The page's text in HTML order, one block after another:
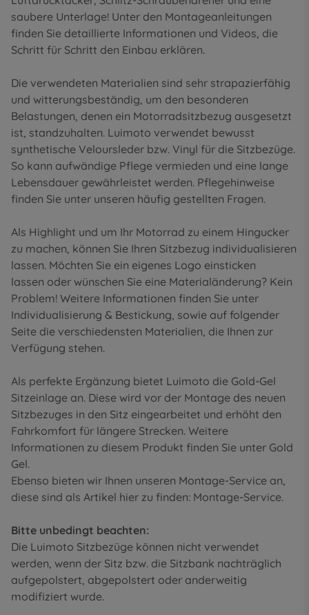
saubere Unterlage! Unter den Montageanleitungen
finden Sie detaillierte Informationen und Videos, die
Schritt für Schritt den Einbau erklären.
Die verwendeten Materialien sind sehr strapazierfähig
und witterungsbeständig, um den besonderen
Belastungen, denen ein Motorradsitzbezug ausgesetzt
ist, standzuhalten. Luimoto verwendet bewusst
synthetische Veloursleder bzw. Vinyl für die Sitzbezüge.
So kann aufwändige Pflege vermieden und eine lange
Lebensdauer gewährleistet werden. Pflegehinweise
finden Sie unter unseren häufig gestellten Fragen.
Als Highlight und um Ihr Motorrad zu einem Hingucker
zu machen, können Sie Ihren Sitzbezug individualisieren
lassen. Möchten Sie ein eigenes Logo einsticken
lassen oder wünschen Sie eine Materialänderung? Kein
Problem! Weitere Informationen finden Sie unter
Individualisierung & Bestickung, sowie auf folgender
Seite die verschiedensten Materialien, die Ihnen zur
Verfügung stehen.
Als perfekte Ergänzung bietet Luimoto die Gold-Gel
Sitzeinlage an. Diese wird vor der Montage des neuen
Sitzbezuges in den Sitz eingearbeitet und erhöht den
Fahrkomfort für längere Strecken. Weitere
Informationen zu diesem Produkt finden Sie unter Gold
Gel.
Ebenso bieten wir Ihnen unseren Montage-Service an,
diese sind als Artikel hier zu finden: Montage-Service.
Bitte unbedingt beachten:
Die Luimoto Sitzbezüge können nicht verwendet
werden, wenn der Sitz bzw. die Sitzbank nachträglich
aufgepolstert, abgepolstert oder anderweitig
modifiziert wurde.